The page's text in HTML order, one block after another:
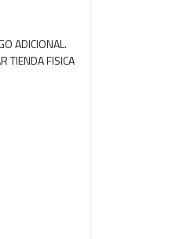
ADICIONAL.
TIENDA FISICA